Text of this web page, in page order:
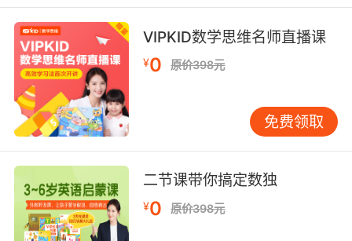
内容简介
国“最佳妈妈选择奖”金奖的大奖精品。该书专为
0-3岁宝宝量身打造。根据宝宝成长的特点，结
合宝宝日常生活的简单小事，从生活习惯和行为
习惯两方面出发，全方位解决宝宝成长所面临的
VIPKID数学思维名师直播课
¥0 原价398元
免费领取
二节课带你搞定数独
¥0 原价398元